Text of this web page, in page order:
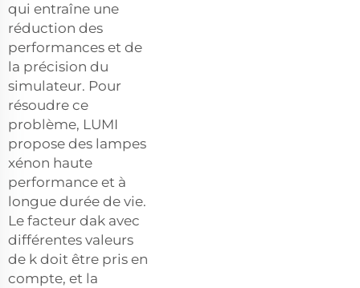
qui entraîne une
réduction des
performances et de
la précision du
simulateur. Pour
résoudre ce
problème, LUMI
propose des lampes
xénon haute
performance et à
longue durée de vie.
Le facteur dak avec
différentes valeurs
de k doit être pris en
compte, et la